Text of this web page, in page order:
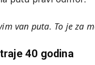
van puta. To je za
40 godina